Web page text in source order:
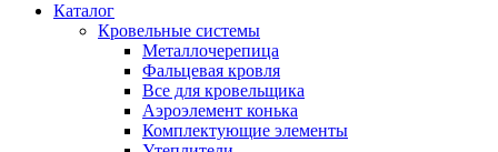
Каталог
Кровельные системы
Металлочерепица
Фальцевая кровля
Все для кровельщика
Аэроэлемент конька
Комплектующие элементы